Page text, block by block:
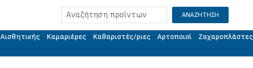
Αναζήτηση ΑΝΑΖΗΤΗΣΗ
Αισθητικής Kαμαριέρες Kαθαριστές/ριες Aρτοποιοί Ζαχαροπλάστες